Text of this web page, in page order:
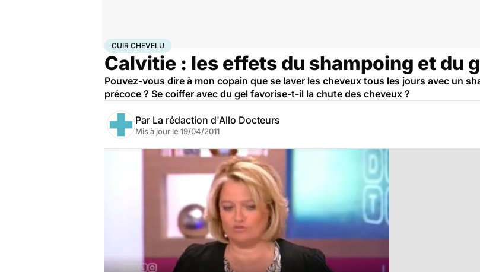
Accueil SantéMaladies
CUIR CHEVELU
Calvitie : les effets du shampoing et du
Pouvez-vous dire à mon copain que se laver les cheveux tous les jours avec un
précoce ? Se coiffer avec du gel favorise-t-il la chute des cheveux ?
Par La rédaction d'Allo Docteurs
Mis à jour le 19/04/2011